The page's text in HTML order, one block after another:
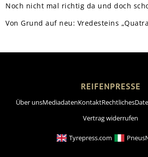
Noch nicht mal richtig da und doch
Von Grund auf neu: Vredesteins
REIFENPRESSE
Über unsMediadatenKontaktRechtliches
Vertrag widerrufen
Tyrepress.com